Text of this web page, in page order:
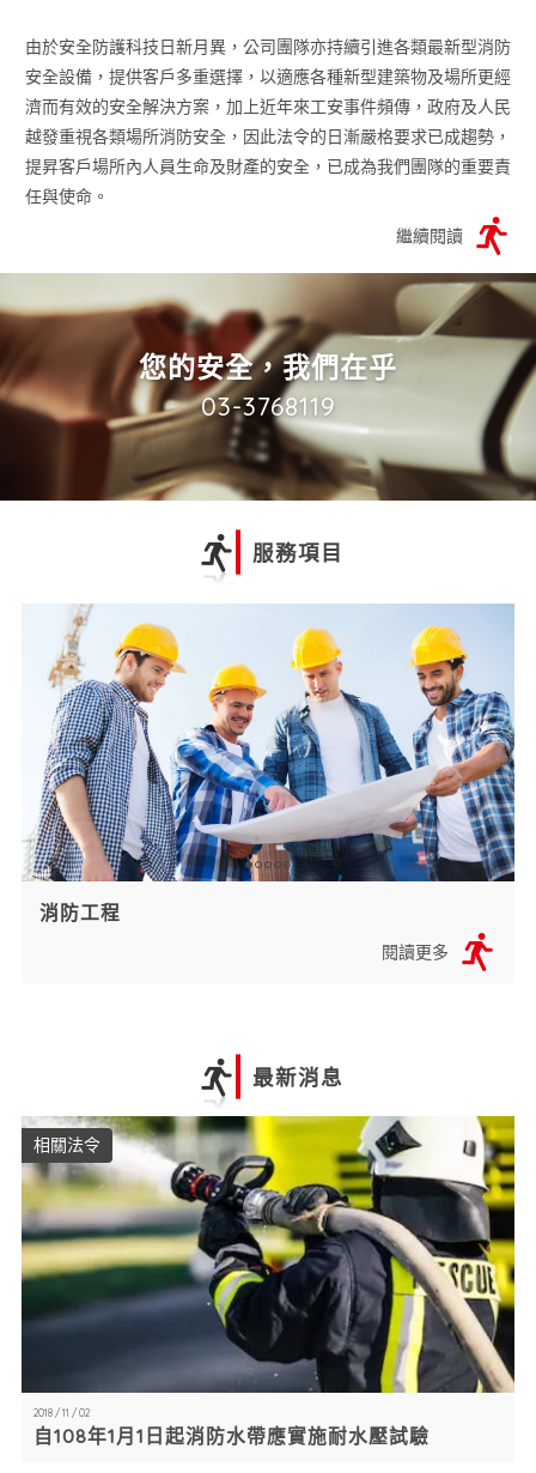
由於安全防護科技日新月異，公司團隊亦持續引進各類最新型消防
安全設備，提供客戶多重選擇，以適應各種新型建築物及場所更經
濟而有效的安全解決方案，加上近年來工安事件頻傳，政府及人民
越發重視各類場所消防安全，因此法令的日漸嚴格要求已成趨勢，
提昇客戶場所內人員生命及財產的安全，已成為我們團隊的重要責
任與使命。
繼續閱讀
您的安全，我們在乎
03-3768119
服務項目
消防工程
閱讀更多
最新消息
相關法令
2018 / 11 / 02
自108年1月1日起消防水帶應實施耐水壓試驗